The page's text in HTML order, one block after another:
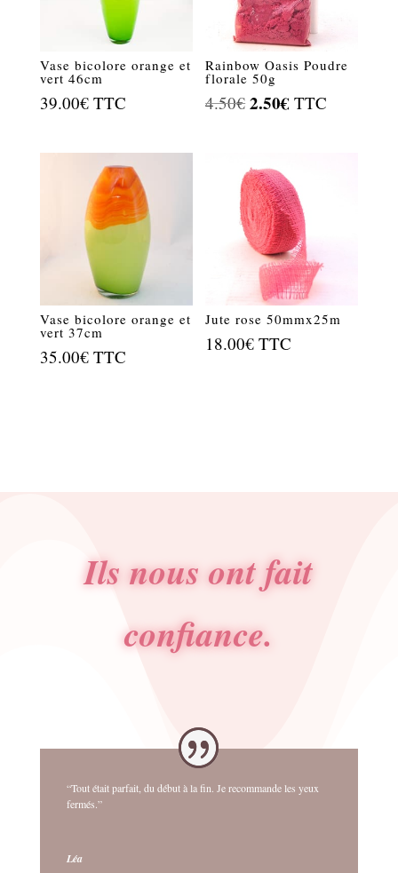
Vase bicolore orange et
vert 46cm
39.00€ TTC
Rainbow Oasis Poudre
florale 50g
4.50€ Le
était :
4.50€.
2.50€ Le
2.50€.
TTC
Vase bicolore orange et
vert 37cm
35.00€ TTC
Jute rose 50mmx25m
18.00€ TTC
Ils nous ont fait
confiance.
“Tout était parfait, du début à la fin. Je recommande les yeux
fermés.”
Léa